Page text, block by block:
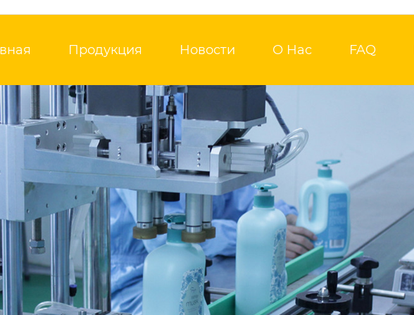
Продукция Новости О Нас FAQ